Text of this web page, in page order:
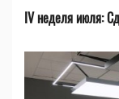
IV неделя июля: